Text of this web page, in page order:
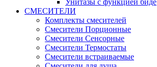
Унитазы с функцией биде
СМЕСИТЕЛИ
Комплекты смесителей
Смесители Порционные
Смесители Сенсорные
Смесители Термостаты
Смесители встраиваемые